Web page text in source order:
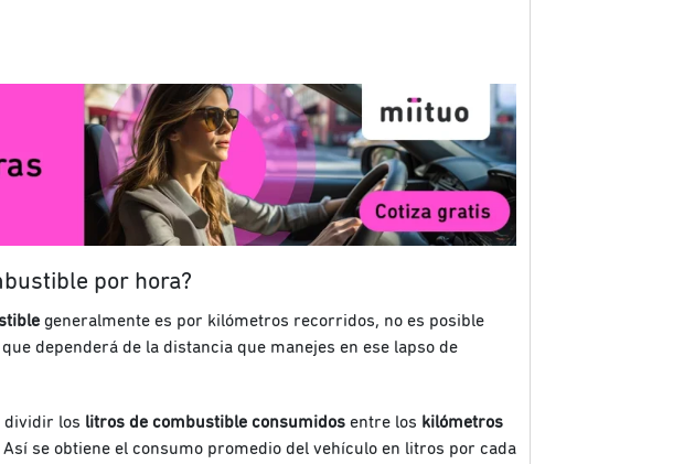
por hora?
generalmente es por kilómetros recorridos, no es posible
dependerá de la distancia que manejes en ese lapso de
dividir los litros de combustible consumidos entre los kilómetros
Así se obtiene el consumo promedio del vehículo en litros por cada